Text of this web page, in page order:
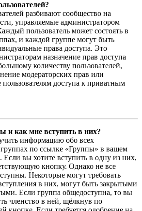
разбивают сообщество на
управляемые администратором
пользователь может состоять в
и каждой группе могут быть
права доступа. Это
назначение прав доступа
количеству пользователей,
модераторских прав или
пользователям доступа к приватным
и как мне вступить в них?
информацию обо всех
по ссылке «Группы» в вашем
Если вы хотите вступить в одну из них,
кнопку. Однако не все
Некоторые могут требовать
в них, могут быть закрытыми
Если группа общедоступна, то вы
членство в ней, щёлкнув по